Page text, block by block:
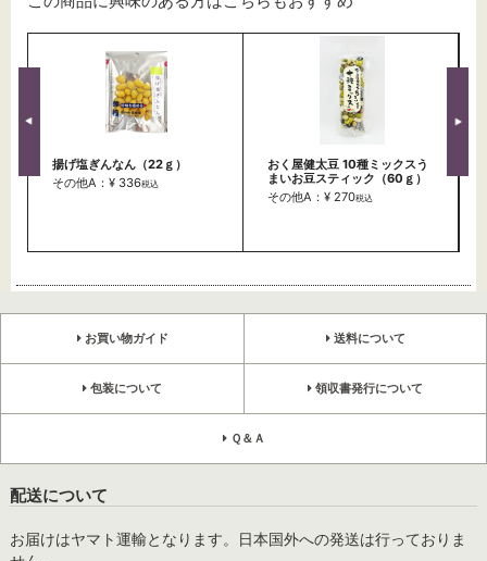
揚げ塩ぎんなん（22ｇ）
その他A：¥ 336税込
おく屋健太豆 10種ミックスう
まいお豆スティック（60ｇ）
その他A：¥ 270税込
お買い物ガイド 送料について
包装について 領収書発行について
Ｑ＆Ａ
配送について
お届けはヤマト運輸となります。日本国外への発送は行っておりま